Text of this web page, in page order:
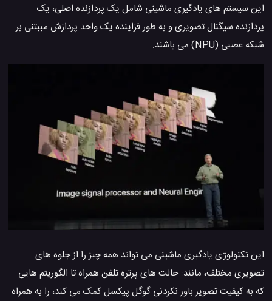
این سیستم های یادگیری ماشینی شامل یک پردازنده اصلی، یک
پردازنده سیگنال تصویری و به طور فزاینده یک واحد پردازش مببتنی بر
شبکه عصبی (NPU) می باشند.
این تکنولوژی یادگیری ماشینی می تواند همه چیز را از جلوه های
تصویری مختلف، مانند: حالت های پرتره تلفن همراه تا الگوریتم هایی
که به کیفیت تصویر باور نکردنی گوگل پیکسل کمک می کند، را به همراه